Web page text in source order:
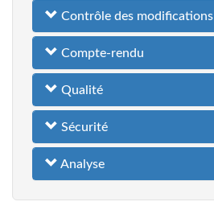
Contrôle des modifications
Compte-rendu
Qualité
Sécurité
Analyse